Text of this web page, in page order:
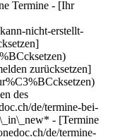
Termine - [Ihr
nicht-erstellt-
zurücksetzen]
des
de/termine-bei-
- [Termine
de/termine-